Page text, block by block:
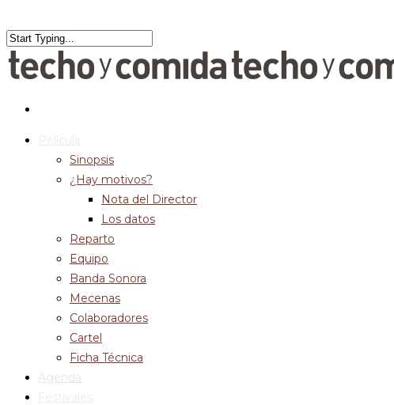
Película
Sinopsis
¿Hay motivos?
Nota del Director
Los datos
Reparto
Equipo
Banda Sonora
Mecenas
Colaboradores
Cartel
Ficha Técnica
Agenda
Festivales